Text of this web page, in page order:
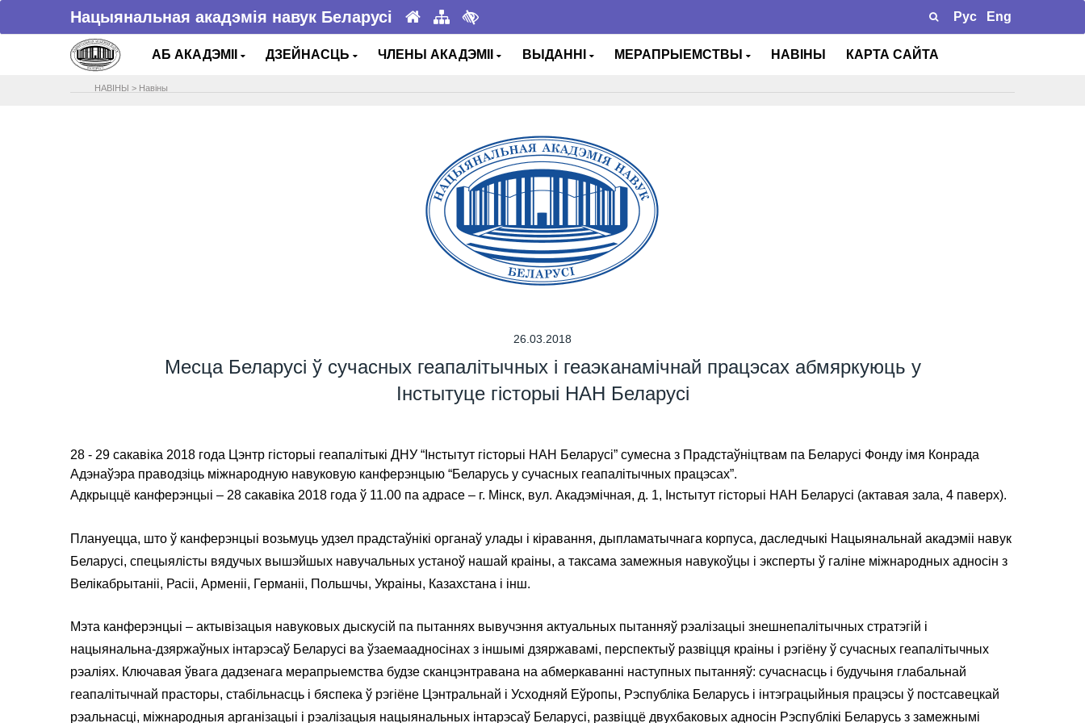
Нацыянальная акадэмія навук Беларусі Рус Eng
АБ АКАДЭМІІ ДЗЕЙНАСЦЬ ЧЛЕНЫ АКАДЭМІІ ВЫДАННІ МЕРАПРЫЕМСТВЫ НАВІНЫ КАРТА САЙТА
НАВIНЫ > Навіны
26.03.2018
Месца Беларусі ў сучасных геапалітычных і геаэканамічнай працэсах абмяркуюць у
Інстытуце гісторыі НАН Беларусі
28 - 29 сакавіка 2018 года Цэнтр гісторыі геапалітыкі ДНУ “Інстытут гісторыі НАН Беларусі” сумесна з Прадстаўніцтвам па Беларусі Фонду імя Конрада
Адэнаўэра праводзіць міжнародную навуковую канферэнцыю “Беларусь у сучасных геапалітычных працэсах”.
Адкрыццё канферэнцыі – 28 сакавіка 2018 года ў 11.00 па адрасе – г. Мінск, вул. Акадэмічная, д. 1, Інстытут гісторыі НАН Беларусі (актавая зала, 4 паверх).
Плануецца, што ў канферэнцыі возьмуць удзел прадстаўнікі органаў улады і кіравання, дыпламатычнага корпуса, даследчыкі Нацыянальнай акадэміі навук
Беларусі, спецыялісты вядучых вышэйшых навучальных устаноў нашай краіны, а таксама замежныя навукоўцы і эксперты ў галіне міжнародных адносін з
Велікабрытаніі, Расіі, Арменіі, Германіі, Польшчы, Украіны, Казахстана і інш.
Мэта канферэнцыі – актывізацыя навуковых дыскусій па пытаннях вывучэння актуальных пытанняў рэалізацыі знешнепалітычных стратэгій і
нацыянальна-дзяржаўных інтарэсаў Беларусі ва ўзаемаадносінах з іншымі дзяржавамі, перспектыў развіцця краіны і рэгіёну ў сучасных геапалітычных
рэаліях. Ключавая ўвага дадзенага мерапрыемства будзе сканцэнтравана на абмеркаванні наступных пытанняў: сучаснасць і будучыня глабальнай
геапалітычнай прасторы, стабільнасць і бяспека ў рэгіёне Цэнтральнай і Усходняй Еўропы, Рэспубліка Беларусь і інтэграцыйныя працэсы ў постсавецкай
рэальнасці, міжнародныя арганізацыі і рэалізацыя нацыянальных інтарэсаў Беларусі, развіццё двухбаковых адносін Рэспублікі Беларусь з замежнымі